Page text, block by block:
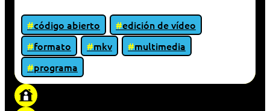
código abierto
edición de vídeo
formato
mkv
multimedia
programa